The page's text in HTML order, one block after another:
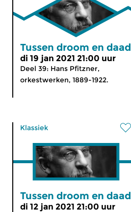
Tussen droom en daad
di 19 jan 2021 21:00 uur
Deel 39: Hans Pfitzner,
orkestwerken, 1889-1922.
Klassiek
Tussen droom en daad
di 12 jan 2021 21:00 uur